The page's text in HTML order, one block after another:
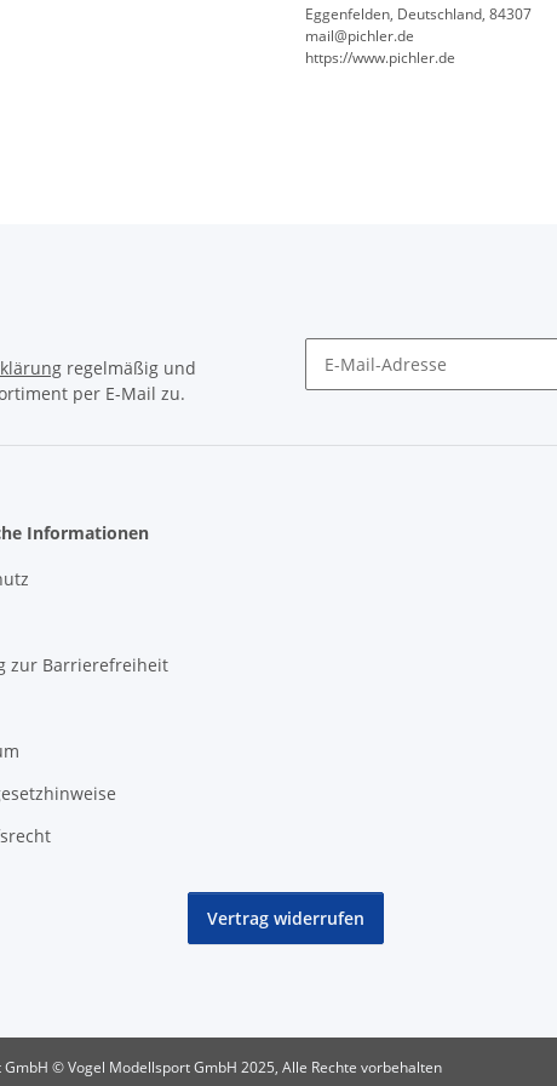
Eggenfelden, Deutschland, 84307
mail@pichler.de
https://www.pichler.de
regelmäßig und
per E-Mail zu.
Informationen
zur Barrierefreiheit
Vertrag widerrufen
© Vogel Modellsport GmbH 2025, Alle Rechte vorbehalten